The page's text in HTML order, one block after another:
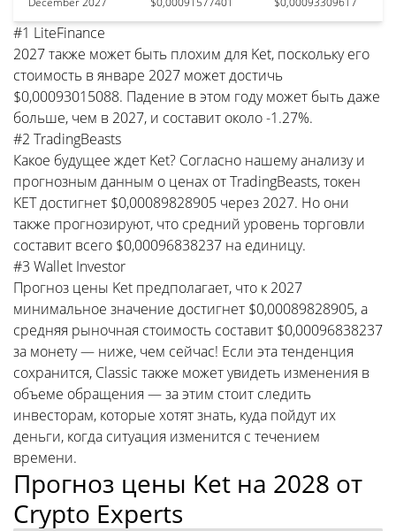
#1 LiteFinance
2027 также может быть плохим для Ket, поскольку его
стоимость в январе 2027 может достичь
$0,00093015088. Падение в этом году может быть даже
больше, чем в 2027, и составит около -1.27%.
#2 TradingBeasts
Какое будущее ждет Ket? Согласно нашему анализу и
прогнозным данным о ценах от TradingBeasts, токен
KET достигнет $0,00089828905 через 2027. Но они
также прогнозируют, что средний уровень торговли
составит всего $0,00096838237 на единицу.
#3 Wallet Investor
Прогноз цены Ket предполагает, что к 2027
минимальное значение достигнет $0,00089828905, а
средняя рыночная стоимость составит $0,00096838237
за монету — ниже, чем сейчас! Если эта тенденция
сохранится, Classic также может увидеть изменения в
объеме обращения — за этим стоит следить
инвесторам, которые хотят знать, куда пойдут их
деньги, когда ситуация изменится с течением
времени.
Прогноз цены Ket на 2028 от
Crypto Experts